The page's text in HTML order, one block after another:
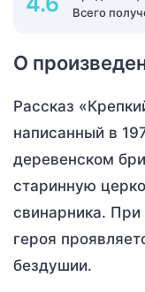
Всего
О
Рассказ
написанный в
деревенском
старинную
свинарника. При
героя
бездушии.